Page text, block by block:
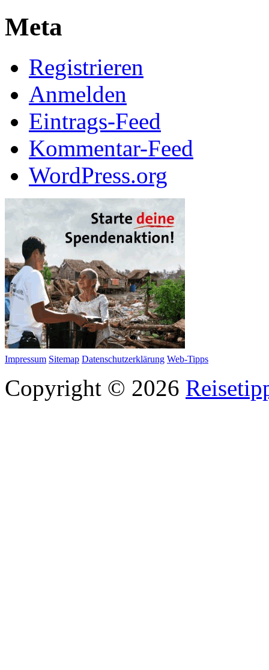
Meta
Registrieren
Anmelden
Eintrags-Feed
Kommentar-Feed
WordPress.org
Impressum Sitemap Datenschutzerklärung Web-Tipps
Copyright © 2026